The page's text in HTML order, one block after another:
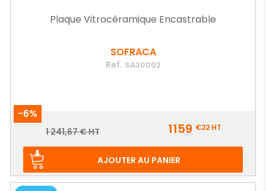
Plaque Vitrocéramique Encastrable
SOFRACA
Ref. SA30002
-6%
Prix
Prix
1 241,67 € HT 1159 €22 HT
AJOUTER AU PANIER